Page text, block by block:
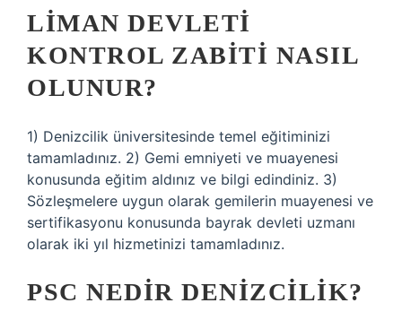
LIMAN DEVLETI
KONTROL ZABITI NASIL
OLUNUR?
1) Denizcilik üniversitesinde temel eğitiminizi
tamamladınız. 2) Gemi emniyeti ve muayenesi
konusunda eğitim aldınız ve bilgi edindiniz. 3)
Sözleşmelere uygun olarak gemilerin muayenesi ve
sertifikasyonu konusunda bayrak devleti uzmanı
olarak iki yıl hizmetinizi tamamladınız.
PSC NEDIR DENIZCILIK?